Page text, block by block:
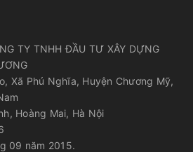
TY TNHH ĐẦU TƯ XÂY DỰNG
Xã Phú Nghĩa, Huyện Chương Mỹ,
Hoàng Mai, Hà Nội
09 năm 2015.